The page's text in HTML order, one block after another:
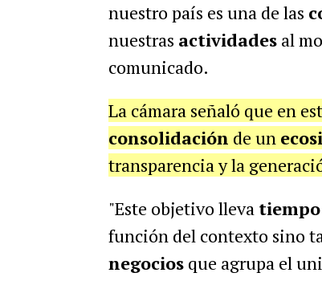
nuestro país es una de las
nuestras actividadesal
comunicado.
La cámara señaló que en
consolidación de un
transparencia y la
"Este objetivo lleva tiempo
función del contexto sino
negociosque agrupa el